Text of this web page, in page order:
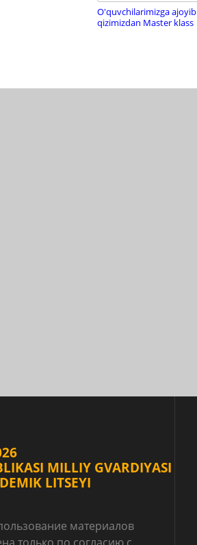
O'quvchilarimizga ajoyib
qizimizdan Master klass
MILLIY GVARDIYASI
LITSEYI
материалов
только по согласию с